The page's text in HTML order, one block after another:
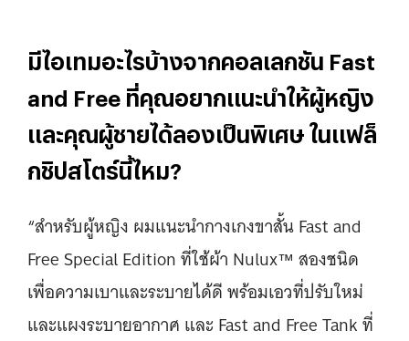
มีไอเทมอะไรบ้างจากคอลเลกชัน Fast
and Free ที่คุณอยากแนะนำให้ผู้หญิง
และคุณผู้ชายได้ลองเป็นพิเศษ ในเเฟล็
กชิปสโตร์นี้ไหม?
“สำหรับผู้หญิง ผมแนะนำกางเกงขาสั้น Fast and
Free Special Edition ที่ใช้ผ้า Nulux™ สองชนิด
เพื่อความเบาและระบายได้ดี พร้อมเอวที่ปรับใหม่
และแผงระบายอากาศ และ Fast and Free Tank ที่